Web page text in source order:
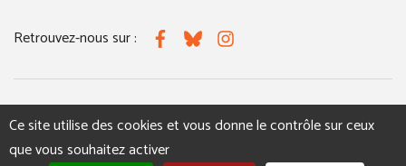
Retrouvez-nous sur : FacebookBlueskyInstagram
Ce site utilise des cookies et vous donne le contrôle sur ceux
que vous souhaitez activer